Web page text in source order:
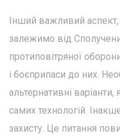
Інший важливий
залежимо від
протиповітряної
і боєприпаси до них.
альтернативні варіанти,
самих технологій.
захисту. Це питання